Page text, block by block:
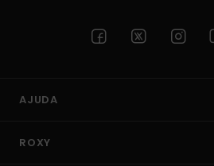
AJUDA
ROXY